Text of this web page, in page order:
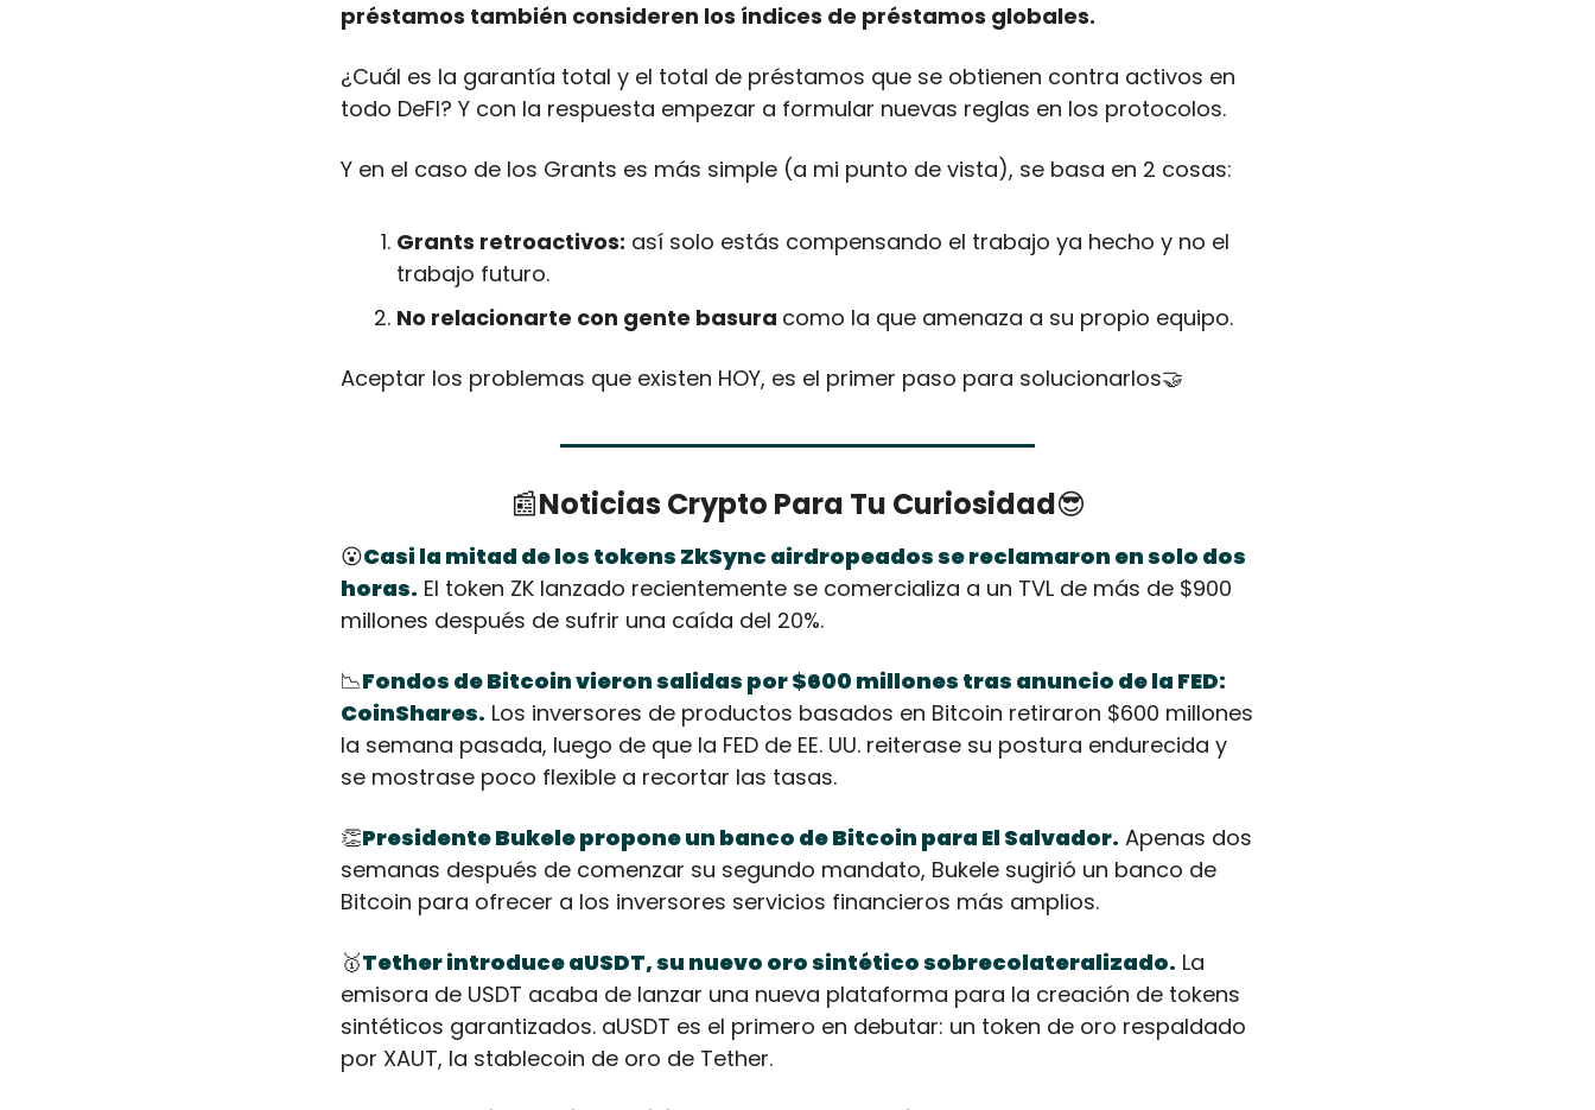
préstamos también consideren los índices de préstamos globales.
¿Cuál es la garantía total y el total de préstamos que se obtienen contra activos en
todo DeFI? Y con la respuesta empezar a formular nuevas reglas en los protocolos.
Y en el caso de los Grants es más simple (a mi punto de vista), se basa en 2 cosas:
Grants retroactivos: así solo estás compensando el trabajo ya hecho y no el
trabajo futuro.
No relacionarte con gente basura como la que amenaza a su propio equipo.
Aceptar los problemas que existen HOY, es el primer paso para solucionarlos🤝
📰Noticias Crypto Para Tu Curiosidad😎
😮Casi la mitad de los tokens ZkSync airdropeados se reclamaron en solo dos
horas. El token ZK lanzado recientemente se comercializa a un TVL de más de $900
millones después de sufrir una caída del 20%.
📉Fondos de Bitcoin vieron salidas por $600 millones tras anuncio de la FED:
CoinShares. Los inversores de productos basados en Bitcoin retiraron $600 millones
la semana pasada, luego de que la FED de EE. UU. reiterase su postura endurecida y
se mostrase poco flexible a recortar las tasas.
👏Presidente Bukele propone un banco de Bitcoin para El Salvador. Apenas dos
semanas después de comenzar su segundo mandato, Bukele sugirió un banco de
Bitcoin para ofrecer a los inversores servicios financieros más amplios.
🥇Tether introduce aUSDT, su nuevo oro sintético sobrecolateralizado. La
emisora de USDT acaba de lanzar una nueva plataforma para la creación de tokens
sintéticos garantizados. aUSDT es el primero en debutar: un token de oro respaldado
por XAUT, la stablecoin de oro de Tether.